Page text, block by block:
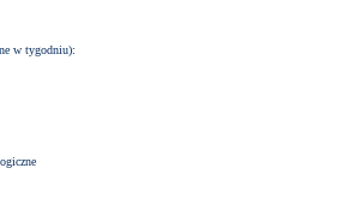
w tygodniu):